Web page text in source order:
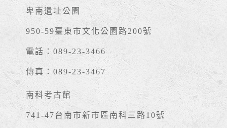
卑南遺址公園
950-59臺東市文化公園路200號
電話：089-23-3466
傳真：089-23-3467
南科考古館
741-47台南市新市區南科三路10號